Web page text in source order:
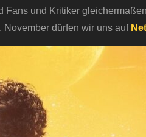
Fans und Kritiker
November dürfen wir uns auf